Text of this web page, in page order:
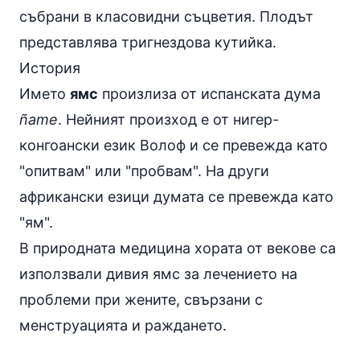
събрани в класовидни съцветия. Плодът
представлява тригнездова кутийка.
История
Името ямс произлиза от испанската дума
ñame. Нейният произход е от нигер-
конгоански език Волоф и се превежда като
"опитвам" или "пробвам". На други
африкански езици думата се превежда като
"ям".
В природната медицина хората от векове са
използвали дивия ямс за лечението на
проблеми при жените, свързани с
менструацията и раждането.